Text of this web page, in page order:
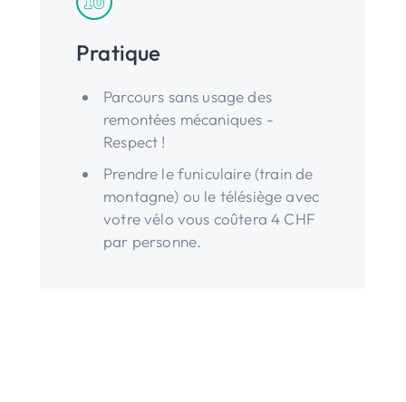
Pratique
Parcours sans usage des
remontées mécaniques -
Respect !
Prendre le funiculaire (train de
montagne) ou le télésiège avec
votre vélo vous coûtera 4 CHF
par personne.